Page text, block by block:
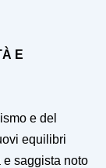
E
e del
equilibri
saggista noto